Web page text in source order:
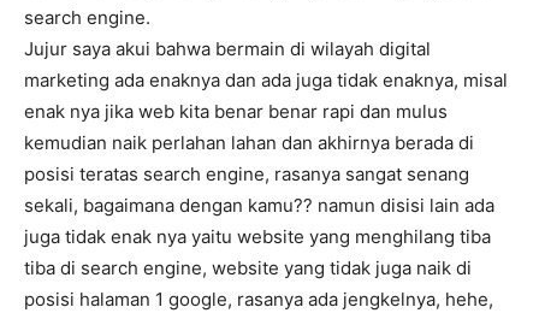
search engine.
Jujur saya akui bahwa bermain di wilayah digital
marketing ada enaknya dan ada juga tidak enaknya, misal
enak nya jika web kita benar benar rapi dan mulus
kemudian naik perlahan lahan dan akhirnya berada di
posisi teratas search engine, rasanya sangat senang
sekali, bagaimana dengan kamu?? namun disisi lain ada
juga tidak enak nya yaitu website yang menghilang tiba
tiba di search engine, website yang tidak juga naik di
posisi halaman 1 google, rasanya ada jengkelnya, hehe,